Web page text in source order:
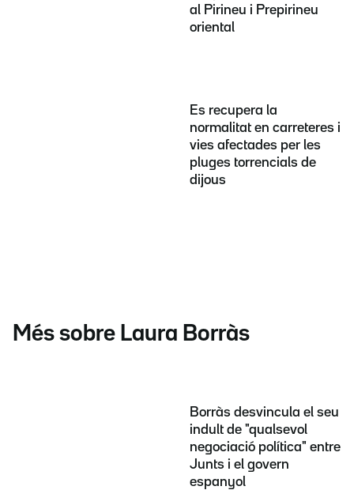
al Pirineu i Prepirineu
oriental
Es recupera la
normalitat en carreteres i
vies afectades per les
pluges torrencials de
dijous
Més sobre Laura Borràs
Borràs desvincula el seu
indult de "qualsevol
negociació política" entre
Junts i el govern
espanyol